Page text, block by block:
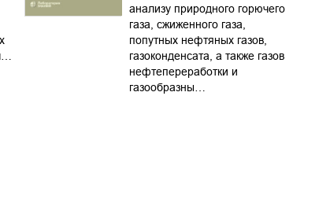
анализу природного горючего
газа, сжиженного газа,
попутных нефтяных газов,
газоконденсата, а также газов
нефтепереработки и
газообразны…